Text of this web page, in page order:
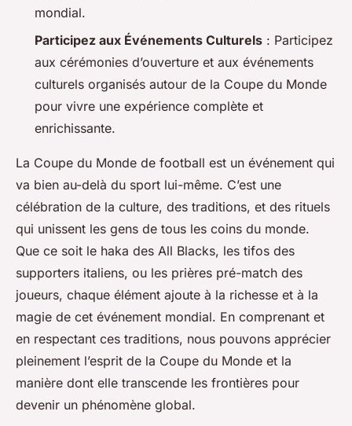
mondial.
Participez aux Événements Culturels : Participez
aux cérémonies d’ouverture et aux événements
culturels organisés autour de la Coupe du Monde
pour vivre une expérience complète et
enrichissante.
La Coupe du Monde de football est un événement qui
va bien au-delà du sport lui-même. C’est une
célébration de la culture, des traditions, et des rituels
qui unissent les gens de tous les coins du monde.
Que ce soit le haka des All Blacks, les tifos des
supporters italiens, ou les prières pré-match des
joueurs, chaque élément ajoute à la richesse et à la
magie de cet événement mondial. En comprenant et
en respectant ces traditions, nous pouvons apprécier
pleinement l’esprit de la Coupe du Monde et la
manière dont elle transcende les frontières pour
devenir un phénomène global.